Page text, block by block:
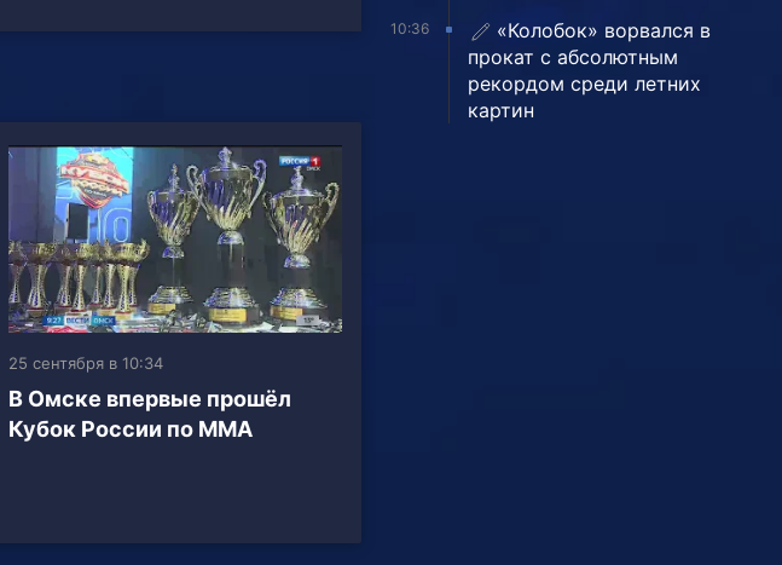
25 сентября в 10:34
В Омске впервые прошёл
Кубок России по ММА
10:36
«Колобок» ворвался в
прокат с абсолютным
рекордом среди летних
картин